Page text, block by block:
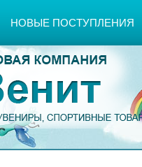
НОВЫЕ ПОСТУПЛЕНИЯ